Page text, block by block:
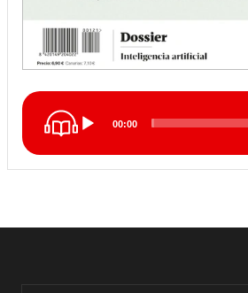
Audio
00:00